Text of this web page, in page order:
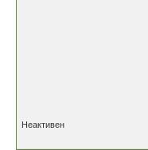
Неактивен